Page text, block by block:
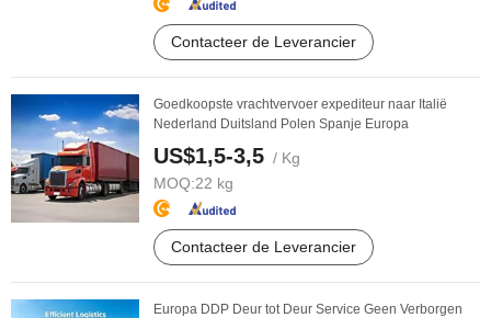
Contacteer de Leverancier
Goedkoopste vrachtvervoer expediteur naar Italië
Nederland Duitsland Polen Spanje Europa
US$1,5-3,5 / Kg
MOQ:22 kg
Contacteer de Leverancier
Europa DDP Deur tot Deur Service Geen Verborgen